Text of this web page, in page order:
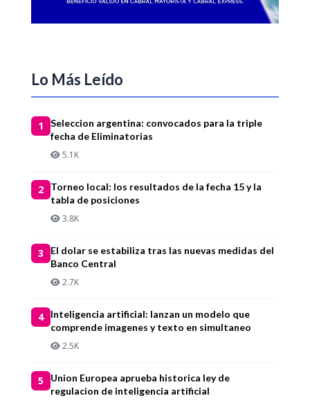
Lo Más Leído
1
Seleccion argentina: convocados para la triple
fecha de Eliminatorias
5.1K
2
Torneo local: los resultados de la fecha 15 y la
tabla de posiciones
3.8K
3
El dolar se estabiliza tras las nuevas medidas del
Banco Central
2.7K
4
Inteligencia artificial: lanzan un modelo que
comprende imagenes y texto en simultaneo
2.5K
5
Union Europea aprueba historica ley de
regulacion de inteligencia artificial